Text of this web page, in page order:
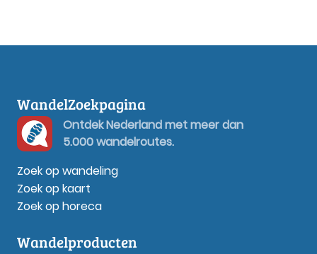
WandelZoekpagina
Ontdek Nederland met meer dan
5.000 wandelroutes.
Zoek op wandeling
Zoek op kaart
Zoek op horeca
Wandelproducten